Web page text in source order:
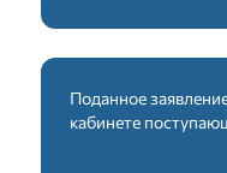
Поданное
кабинете